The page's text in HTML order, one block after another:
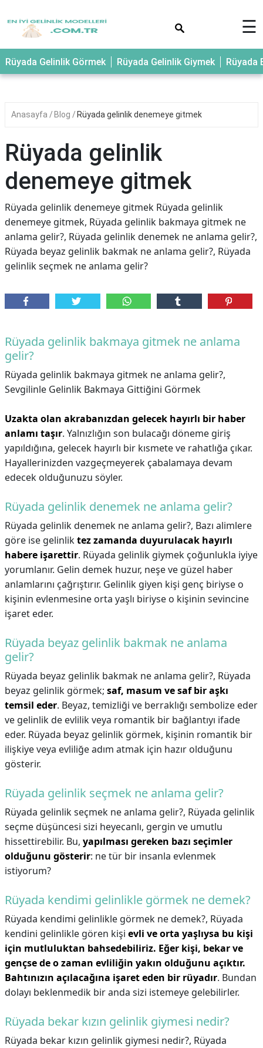
☰
Rüyada Gelinlik Görmek Rüyada Gelinlik Giymek Rüyada
Anasayfa Blog Rüyada gelinlik denemeye gitmek
Rüyada gelinlik
denemeye gitmek
Rüyada gelinlik denemeye gitmek Rüyada gelinlik
denemeye gitmek, Rüyada gelinlik bakmaya gitmek ne
anlama gelir?, Rüyada gelinlik denemek ne anlama gelir?,
Rüyada beyaz gelinlik bakmak ne anlama gelir?, Rüyada
gelinlik seçmek ne anlama gelir?
Rüyada gelinlik bakmaya gitmek ne anlama
gelir?
Rüyada gelinlik bakmaya gitmek ne anlama gelir?,
Sevgilinle Gelinlik Bakmaya Gittiğini Görmek
Uzakta olan akrabanızdan gelecek hayırlı bir haber
anlamı taşır. Yalnızlığın son bulacağı döneme giriş
yapıldığına, gelecek hayırlı bir kısmete ve rahatlığa çıkar.
Hayallerinizden vazgeçmeyerek çabalamaya devam
edecek olduğunuzu söyler.
Rüyada gelinlik denemek ne anlama gelir?
Rüyada gelinlik denemek ne anlama gelir?, Bazı alimlere
göre ise gelinliktez zamanda duyurulacak hayırlı
habere işarettir. Rüyada gelinlik giymek çoğunlukla iyiye
yorumlanır. Gelin demek huzur, neşe ve güzel haber
anlamlarını çağrıştırır. Gelinlik giyen kişi genç biriyse o
kişinin evlenmesine orta yaşlı biriyse o kişinin sevincine
işaret eder.
Rüyada beyaz gelinlik bakmak ne anlama
gelir?
Rüyada beyaz gelinlik bakmak ne anlama gelir?, Rüyada
beyaz gelinlik görmek; saf, masum ve saf bir aşkı
temsil eder. Beyaz, temizliği ve berraklığı sembolize eder
ve gelinlik de evlilik veya romantik bir bağlantıyı ifade
eder. Rüyada beyaz gelinlik görmek, kişinin romantik bir
ilişkiye veya evliliğe adım atmak için hazır olduğunu
gösterir.
Rüyada gelinlik seçmek ne anlama gelir?
Rüyada gelinlik seçmek ne anlama gelir?, Rüyada gelinlik
seçme düşüncesi sizi heyecanlı, gergin ve umutlu
hissettirebilir. Bu, yapılması gereken bazı seçimler
olduğunu gösterir: ne tür bir insanla evlenmek
istiyorum?
Rüyada kendimi gelinlikle görmek ne demek?
Rüyada kendimi gelinlikle görmek ne demek?, Rüyada
kendini gelinlikle gören kişi evli ve orta yaşlıysa bu kişi
için mutluluktan bahsedebiliriz. Eğer kişi, bekar ve
gençse de o zaman evliliğin yakın olduğunu açıktır.
Bahtınızın açılacağına işaret eden bir rüyadır. Bundan
dolayı beklenmedik bir anda sizi istemeye gelebilirler.
Rüyada bekar kızın gelinlik giymesi nedir?
Rüyada bekar kızın gelinlik giymesi nedir?, Rüyada